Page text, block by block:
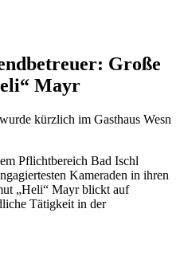
Große
Mayr
kürzlich im Gasthaus Wesn
Pflichtbereich Bad Ischl
Kameraden in ihren
„Heli“ Mayr blickt auf
Tätigkeit in der